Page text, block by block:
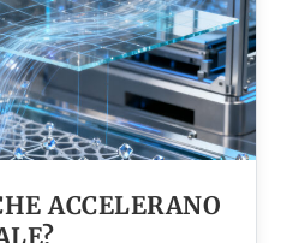
ACCELERANO